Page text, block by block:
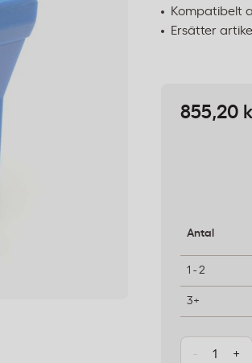
Kompatibelt
Ersätter
855,20
Antal
1 - 2
3+
- +